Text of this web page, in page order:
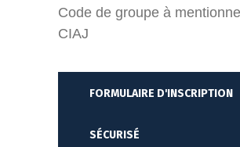
Code de groupe à
CIAJ
FORMULAIRE D'INSCRIPTION
SÉCURISÉ